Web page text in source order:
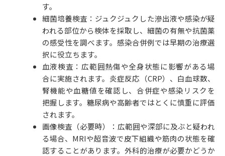
す。
細菌培養検査：ジュクジュクした滲出液や感染が疑
われる部位から検体を採取し、細菌の有無や抗菌薬
の感受性を調べます。感染合併例では早期の治療選
択に役立ちます。
血液検査：広範囲熱傷や全身状態に影響がある場
合に実施されます。炎症反応（CRP）、白血球数、
腎機能や血糖値を確認し、合併症や感染リスクを
把握します。糖尿病や高齢者ではとくに慎重に評価
されます。
画像検査（必要時）：広範囲や深部に及ぶと疑われ
る場合、MRIや超音波で皮下組織や筋肉の状態を確
認することがあります。外科的治療が必要かどうか